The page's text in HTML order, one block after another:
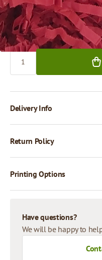
Quantity
Delivery Info
Return Policy
Printing Options
Have questions?
We will be happy to